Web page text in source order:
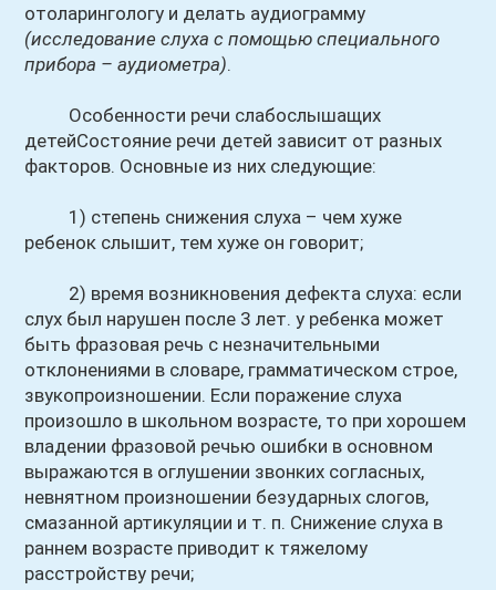
отоларингологу и делать аудиограмму
(исследование слуха с помощью специального
прибора – аудиометра).
Особенности речи слабослышащих
детейСостояние речи детей зависит от разных
факторов. Основные из них следующие:
1) степень снижения слуха – чем хуже
ребенок слышит, тем хуже он говорит;
2) время возникновения дефекта слуха: если
слух был нарушен после 3 лет. у ребенка может
быть фразовая речь с незначительными
отклонениями в словаре, грамматическом строе,
звукопроизношении. Если поражение слуха
произошло в школьном возрасте, то при хорошем
владении фразовой речью ошибки в основном
выражаются в оглушении звонких согласных,
невнятном произношении безударных слогов,
смазанной артикуляции и т. п. Снижение слуха в
раннем возрасте приводит к тяжелому
расстройству речи;